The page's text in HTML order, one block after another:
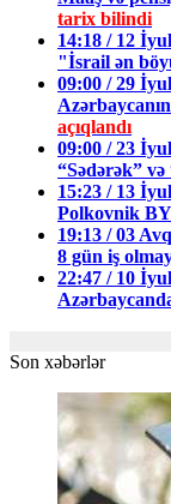
tarix bilindi
14:18 / 12
"İsrail ən
09:00 / 29
açıqlandı
09:00 / 23
“Sədərək”
15:23 / 13
Polkovnik
19:13 / 03
8 gün iş
22:47 / 10
Son xəbərlər